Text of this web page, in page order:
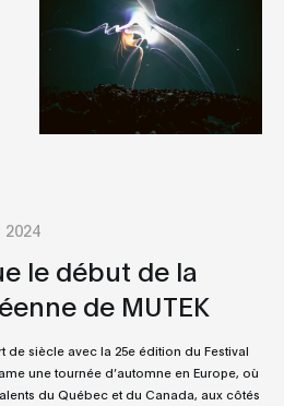
le début de la
de MUTEK
de siècle avec la 25e édition du Festival
une tournée d’automne en Europe, où
du Québec et du Canada, aux côtés